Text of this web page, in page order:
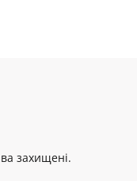
захищені.